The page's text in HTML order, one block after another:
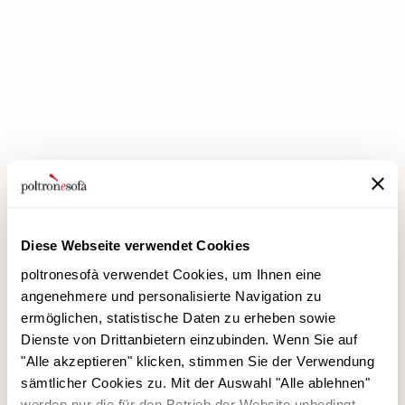
Diese Webseite verwendet Cookies
poltronesofà verwendet Cookies, um Ihnen eine
angenehmere und personalisierte Navigation zu
ermöglichen, statistische Daten zu erheben sowie
Dienste von Drittanbietern einzubinden. Wenn Sie auf
"Alle akzeptieren" klicken, stimmen Sie der Verwendung
sämtlicher Cookies zu. Mit der Auswahl "Alle ablehnen"
poltronesofà
Warum uns wählen
Unsere Filialen
Produkte
Werbeaktionen
Verkleidungen